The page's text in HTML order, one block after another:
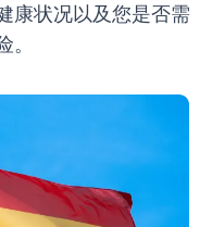
康状况以及您是否需